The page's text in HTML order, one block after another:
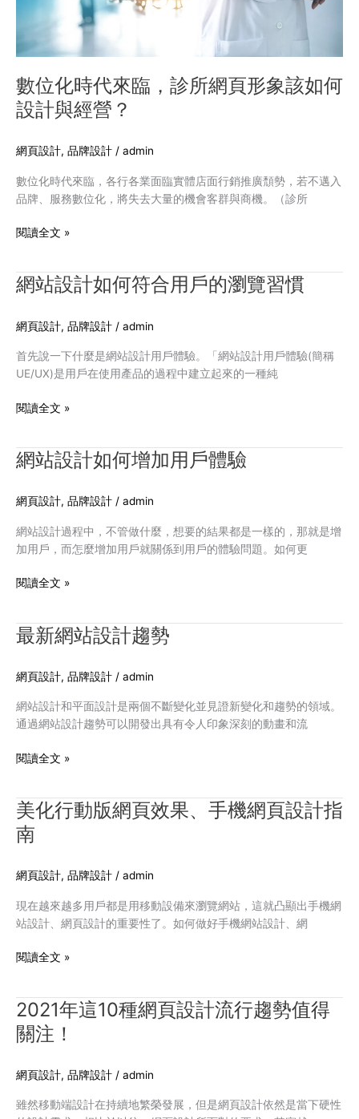
數位化時代來臨，診所網頁形象該如何
設計與經營？
網頁設計, 品牌設計 / admin
數位化時代來臨，各行各業面臨實體店面行銷推廣頹勢，若不邁入
品牌、服務數位化，將失去大量的機會客群與商機。（診所
臨，
所
網
頁
形
象
如
設
計
經
閱讀全文 »
網站設計如何符合用戶的瀏覽習慣
網頁設計, 品牌設計 / admin
首先說一下什麼是網站設計用戶體驗。「網站設計用戶體驗(簡稱
UE/UX)是用戶在使用產品的過程中建立起來的一種純
網
計
如
何
合
的
習
慣
閱讀全文 »
網站設計如何增加用戶體驗
網頁設計, 品牌設計 / admin
網站設計過程中，不管做什麼，想要的結果都是一樣的，那就是增
加用戶，而怎麼增加用戶就關係到用戶的體驗問題。如何更
網
計
如
何
加
體
閱讀全文 »
最新網站設計趨勢
網頁設計, 品牌設計 / admin
網站設計和平面設計是兩個不斷變化並見證新變化和趨勢的領域。
通過網站設計趨勢可以開發出具有令人印象深刻的動畫和流
最
新
站
設
計
勢
閱讀全文 »
美化行動版網頁效果、手機網頁設計指
南
網頁設計, 品牌設計 / admin
現在越來越多用戶都是用移動設備來瀏覽網站，這就凸顯出手機網
站設計、網頁設計的重要性了。如何做好手機網站設計、網
美
化
行
版
頁
效
手
網
頁
設
指
閱讀全文 »
2021年這10種網頁設計流行趨勢值得
關注！
網頁設計, 品牌設計 / admin
雖然移動端設計在持續地繁榮發展，但是網頁設計依然是當下硬性
2021
年
這
種
頁